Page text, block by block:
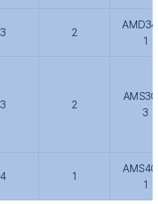
3 2
1
3 2
3
4 1
1